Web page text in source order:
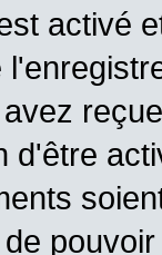
activé
d'être